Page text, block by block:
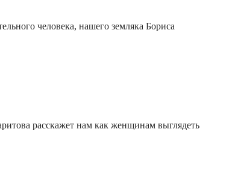
человека, нашего земляка Бориса
расскажет нам как женщинам выглядеть